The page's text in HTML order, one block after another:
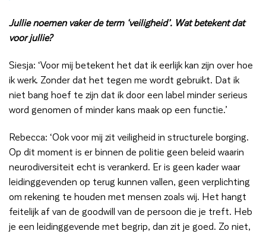
Jullie noemen vaker de term ‘veiligheid’. Wat betekent dat
voor jullie?
Siesja: ‘Voor mij betekent het dat ik eerlijk kan zijn over hoe
ik werk. Zonder dat het tegen me wordt gebruikt. Dat ik
niet bang hoef te zijn dat ik door een label minder serieus
word genomen of minder kans maak op een functie.’
Rebecca: ‘Ook voor mij zit veiligheid in structurele borging.
Op dit moment is er binnen de politie geen beleid waarin
neurodiversiteit echt is verankerd. Er is geen kader waar
leidinggevenden op terug kunnen vallen, geen verplichting
om rekening te houden met mensen zoals wij. Het hangt
feitelijk af van de goodwill van de persoon die je treft. Heb
je een leidinggevende met begrip, dan zit je goed. Zo niet,